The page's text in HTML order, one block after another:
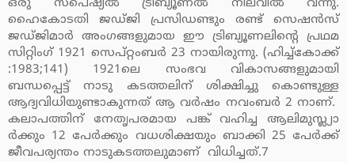
ഒരു സ്‌പെഷ്യല്‍ ട്രിബ്യൂണല്‍ നിലവില്‍ വന്നു.
ഹൈകോടതി ജഡ്ജി പ്രസിഡണ്ടും രണ്ട് സെഷന്‍സ്
ജഡ്ജിമാര്‍ അംഗങ്ങളുമായ ഈ ട്രിബ്യൂണലിന്റെ പ്രഥമ
സിറ്റിംഗ് 1921 സെപ്റ്റംബര്‍ 23 നായിരുന്നു. (ഹിച്ച്‌കോക്ക്
:1983;141) 1921ലെ സംഭവ വികാസങ്ങളുമായി
ബന്ധപ്പെട്ട് നാടു കടത്തലിന് ശിക്ഷിച്ചു കൊണ്ടുള്ള
ആദ്യവിധിയുണ്ടാകുന്നത് ആ വര്‍ഷം നവംബര്‍ 2 നാണ്.
കലാപത്തിന് നേതൃപരമായ പങ്ക് വഹിച്ച ആലിമുസ്ല്യാ
ര്‍ക്കും 12 പേര്‍ക്കും വധശിക്ഷയും ബാക്കി 25 പേര്‍ക്ക്
ജീവപര്യന്തം നാടുകടത്തലുമാണ് വിധിച്ചത്.7